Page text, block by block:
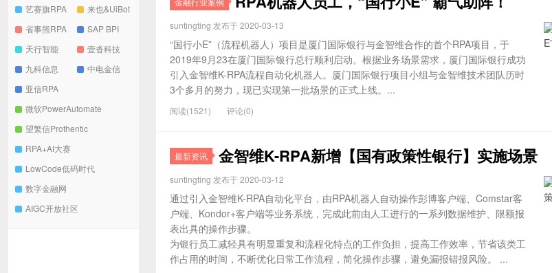
艺赛旗RPA
来也&UiBot
省事熊RPA
SAP BPI
天行智能
壹沓科技
九科信息
中电金信
亚信RPA
微软PowerAutomate
望繁信Prothentic
RPA+AI大赛
LowCode低码时代
数字金融网
AIGC开放社区
suntingting 发布于 2020-03-13
“国行小E”（流程机器人）项目是厦门国际银行与金智维合作的首个RPA项目，于
2019年9月23在厦门国际银行总行顺利启动。根据业务场景需求，厦门国际银行成功
引入金智维K-RPA流程自动化机器人。厦门国际银行项目小组与金智维技术团队历时
3个多月的努力，现已实现第一批场景的正式上线。...
阅读(1521) 评论(0)
最新资讯 金智维K-RPA新增【国有政策性银行】实施场景
suntingting 发布于 2020-03-12
通过引入金智维K-RPA自动化平台，由RPA机器人自动操作彭博客户端、Comstar客
户端、Kondor+客户端等业务系统，完成此前由人工进行的一系列数据维护、限额报
表出具的操作步骤。
为银行员工减轻具有明显重复和流程化特点的工作负担，提高工作效率，节省该类工
作占用的时间，不断优化日常工作流程，简化操作步骤，避免漏报错报风险。 ...